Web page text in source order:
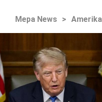
Mepa News > Amerika